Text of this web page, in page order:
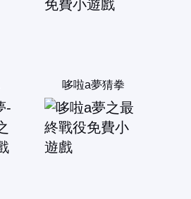
哆啦a夢猜拳